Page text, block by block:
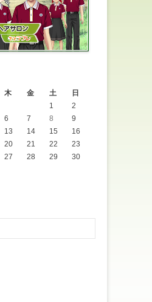
木 金 土
日
1
2
6 7 8
9
13 14 15
16
20 21 22
23
27 28 29
30